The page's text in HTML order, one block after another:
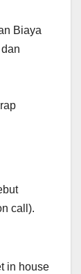
Biaya
call).
in house